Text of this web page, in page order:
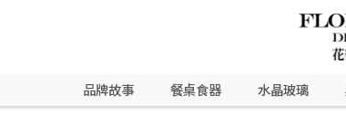
品牌故事 餐桌食器 水晶玻璃